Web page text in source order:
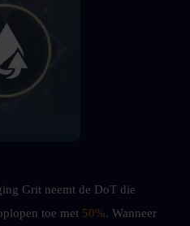
Grit neemt de DoT die
toe met 50%. Wanneer